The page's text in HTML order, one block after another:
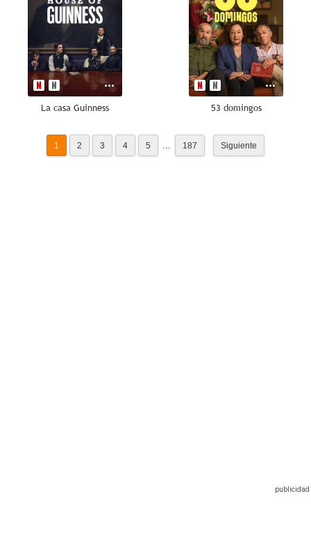
La casa Guinness 53 domingos
1 2 3 4 5 ... 187 Siguiente